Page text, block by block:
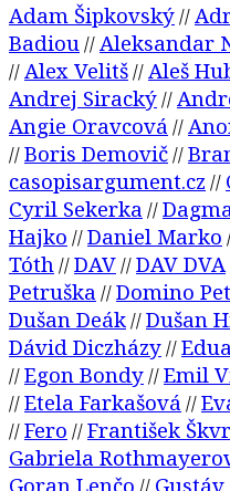
Adam Šipkovský//
Badiou//Aleksandar
//Alex Velitš//Aleš
Andrej Siracký//
Angie Oravcová //
//Boris Demovič//
casopisargument.cz //
Cyril Sekerka //
Hajko //Daniel Marko
Tóth//DAV//DAV DVA
Petruška //Domino
Dušan Deák//Dušan
Dávid Diczházy//
//Egon Bondy//Emil
//Etela Farkašová //
//Fero //František
Gabriela
Goran Lenčo